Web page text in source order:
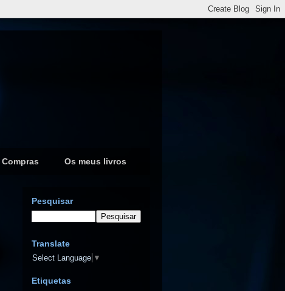
Os meus livros
Pesquisar
Translate
Select Language ▼
Etiquetas